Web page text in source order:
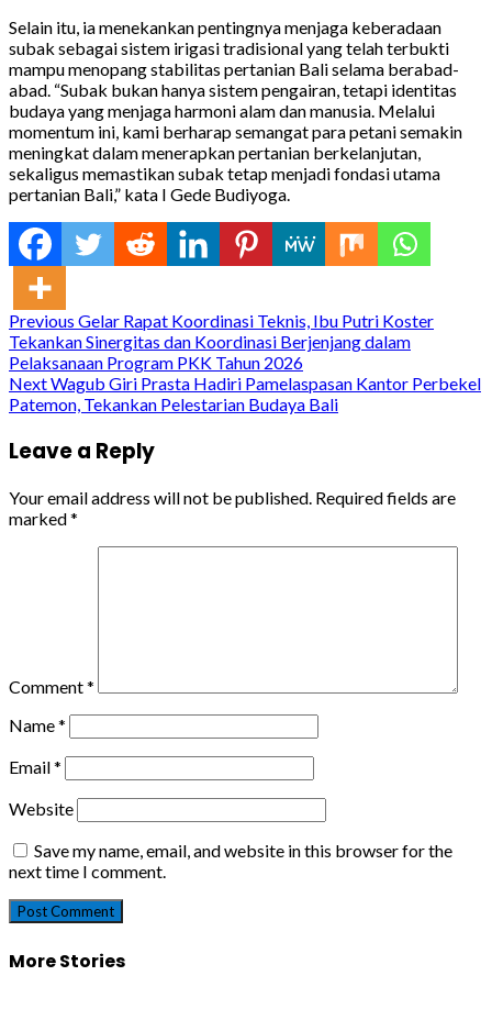
Selain itu, ia menekankan pentingnya menjaga keberadaan
subak sebagai sistem irigasi tradisional yang telah terbukti
mampu menopang stabilitas pertanian Bali selama berabad-
abad. “Subak bukan hanya sistem pengairan, tetapi identitas
budaya yang menjaga harmoni alam dan manusia. Melalui
momentum ini, kami berharap semangat para petani semakin
meningkat dalam menerapkan pertanian berkelanjutan,
sekaligus memastikan subak tetap menjadi fondasi utama
pertanian Bali,” kata I Gede Budiyoga.
Continue
Reading
Previous Gelar Rapat Koordinasi Teknis, Ibu Putri Koster
Tekankan Sinergitas dan Koordinasi Berjenjang dalam
Pelaksanaan Program PKK Tahun 2026
NextWagub Giri Prasta Hadiri Pamelaspasan Kantor Perbekel
Patemon, Tekankan Pelestarian Budaya Bali
Leave a Reply
Your email address will not be published. Required fields are
marked*
Comment*
Name*
Email*
Website
Save my name, email, and website in this browser for the
next time I comment.
More Stories